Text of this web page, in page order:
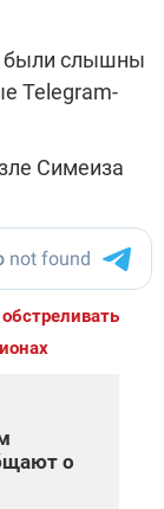
были слышны
Telegram-
Симеиза
о